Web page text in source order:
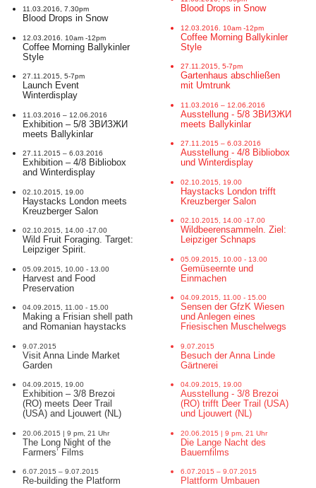
11.03.2016, 7.30pm
Blood Drops in Snow
12.03.2016. 10am -12pm
Coffee Morning Ballykinler
Style
27.11.2015, 5-7pm
Launch Event
Winterdisplay
11.03.2016 – 12.06.2016
Exhibition – 5/8 ЗВИЗЖИ
meets Ballykinlar
27.11.2015 – 6.03.2016
Exhibition – 4/8 Bibliobox
and Winterdisplay
02.10.2015, 19.00
Haystacks London meets
Kreuzberger Salon
02.10.2015, 14.00 -17.00
Wild Fruit Foraging. Target:
Leipziger Spirit.
05.09.2015, 10.00 - 13.00
Harvest and Food
Preservation
04.09.2015, 11.00 - 15.00
Making a Frisian shell path
and Romanian haystacks
9.07.2015
Visit Anna Linde Market
Garden
04.09.2015, 19.00
Exhibition – 3/8 Brezoi
(RO) meets Deer Trail
(USA) and Ljouwert (NL)
20.06.2015 | 9 pm, 21 Uhr
The Long Night of the
Farmers’ Films
6.07.2015 – 9.07.2015
Re-building the Platform
Blood Drops in Snow
12.03.2016. 10am -12pm
Coffee Morning Ballykinler
Style
27.11.2015, 5-7pm
Gartenhaus abschließen
mit Umtrunk
11.03.2016 – 12.06.2016
Ausstellung - 5/8 ЗВИЗЖИ
meets Ballykinlar
27.11.2015 – 6.03.2016
Ausstellung - 4/8 Bibliobox
und Winterdisplay
02.10.2015, 19.00
Haystacks London trifft
Kreuzberger Salon
02.10.2015, 14.00 -17.00
Wildbeerensammeln. Ziel:
Leipziger Schnaps
05.09.2015, 10.00 - 13.00
Gemüseernte und
Einmachen
04.09.2015, 11.00 - 15.00
Sensen der GfzK Wiesen
und Anlegen eines
Friesischen Muschelwegs
9.07.2015
Besuch der Anna Linde
Gärtnerei
04.09.2015, 19.00
Ausstellung - 3/8 Brezoi
(RO) trifft Deer Trail (USA)
und Ljouwert (NL)
20.06.2015 | 9 pm, 21 Uhr
Die Lange Nacht des
Bauernfilms
6.07.2015 – 9.07.2015
Plattform Umbauen